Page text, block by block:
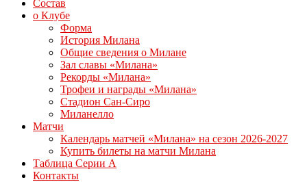
Состав
о Клубе
Форма
История Милана
Общие сведения о Милане
Зал славы «Милана»
Рекорды «Милана»
Трофеи и награды «Милана»
Стадион Сан-Сиро
Миланелло
Матчи
Календарь матчей «Милана» на сезон 2026-2027
Купить билеты на матчи Милана
Таблица Серии А
Контакты